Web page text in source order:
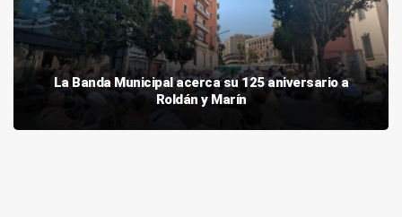
La Banda Municipal acerca su 125 aniversario a
Roldán y Marín